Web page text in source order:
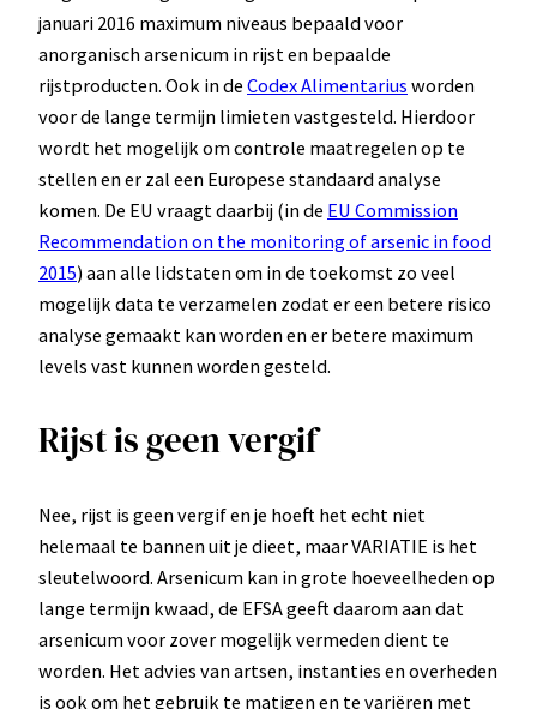
januari 2016 maximum niveaus bepaald voor
anorganisch arsenicum in rijst en bepaalde
rijstproducten. Ook in de Codex Alimentarius worden
voor de lange termijn limieten vastgesteld. Hierdoor
wordt het mogelijk om controle maatregelen op te
stellen en er zal een Europese standaard analyse
komen. De EU vraagt daarbij (in de EU Commission
Recommendation on the monitoring of arsenic in food
2015) aan alle lidstaten om in de toekomst zo veel
mogelijk data te verzamelen zodat er een betere risico
analyse gemaakt kan worden en er betere maximum
levels vast kunnen worden gesteld.
Rijst is geen vergif
Nee, rijst is geen vergif en je hoeft het echt niet
helemaal te bannen uit je dieet, maar VARIATIE is het
sleutelwoord. Arsenicum kan in grote hoeveelheden op
lange termijn kwaad, de EFSA geeft daarom aan dat
arsenicum voor zover mogelijk vermeden dient te
worden. Het advies van artsen, instanties en overheden
is ook om het gebruik te matigen en te variëren met